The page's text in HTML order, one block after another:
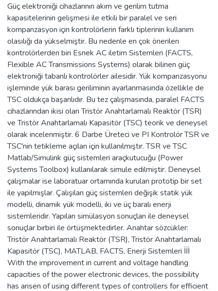
Güç elektroniği cihazlarının akım ve gerilim tutma
kapasitelerinin gelişmesi ile etkili bir paralel ve seri
kompanzasyon için kontrolörlerin farklı tiplerinin kullanım
olasılığı da yükselmiştir. Bu nedenle en çok önerilen
kontrolörlerden biri Esnek AC iletim Sistemleri (FACTS,
Flexible AC Transmissions Systems) olarak bilinen güç
elektroniği tabanlı kontrolörler ailesidir. Yük kompanzasyonu
işleminde yük barası geriliminin ayarlanmasında özellikle de
TSC oldukça başarılıdır. Bu tez çalışmasında, paralel FACTS
cihazlarından ikisi olan Tristör Anahtarlamalı Reaktör (TSR)
ve Tristör Anahtarlamalı Kapasitör (TSC) teorik ve deneysel
olarak incelenmiştir. 6 Darbe Üreteci ve PI Kontrolör TSR ve
TSC'nin tetikleme açılan için kullanılmıştır. TSR ve TSC
Matlab/Simulink güç sistemleri araçkutucuğu (Power
Systems Toolbox) kullanılarak simule edilmiştir. Deneysel
çalışmalar ise laboratuar ortamında kurulan prototip bir set
ile yapılmışlar. Çalışılan güç sistemleri değişik statik yük
modelli, dinamik yük modelli, iki ve üç baralı enerji
sistemleridir. Yapılan simülasyon sonuçlan ile deneysel
sonuçlar birbiri ile örtüşmektedirler. Anahtar sözcükler:
Tristör Anahtarlamalı Reaktör (TSR), Tristör Anahtarlamalı
Kapasitör (TSC), MATLAB, FACTS, Enerji Sistemleri İİİ
With the improvement in current and voltage handling
capacities of the power electronic devices, the possibility
has arisen of using different types of controllers for efficient